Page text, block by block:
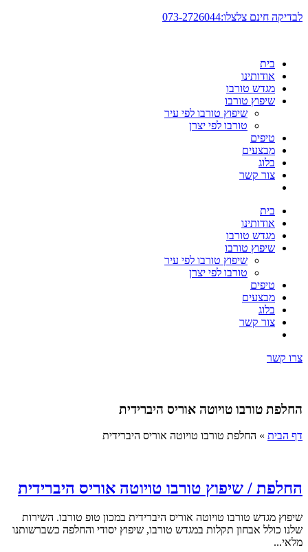
דלג
לבדיקה חינם צלצלו:073-2726044
בית
אודותינו
מגדש טורבו
שיפוץ טורבו
שיפוץ טורבו לפי עיר
טורבו לפי יצרן
טיפים
מבצעים
בלוג
צור קשר
בית
אודותינו
מגדש טורבו
שיפוץ טורבו
שיפוץ טורבו לפי עיר
טורבו לפי יצרן
טיפים
מבצעים
בלוג
צור קשר
צרו קשר
החלפת טורבו טויוטה אוריס היברידית
דף הבית » החלפת טורבו טויוטה אוריס היברידית
החלפת / שיפוץ טורבו טויוטה אוריס היברידית
שיפוץ מגדש טורבו טויוטה אוריס היברידית במכון טופ טורבו. השירות
שלנו כולל אבחון תקלות במגדש טורבו, שיפוץ יסודי והחלפה כשברשותנו
מלאי...